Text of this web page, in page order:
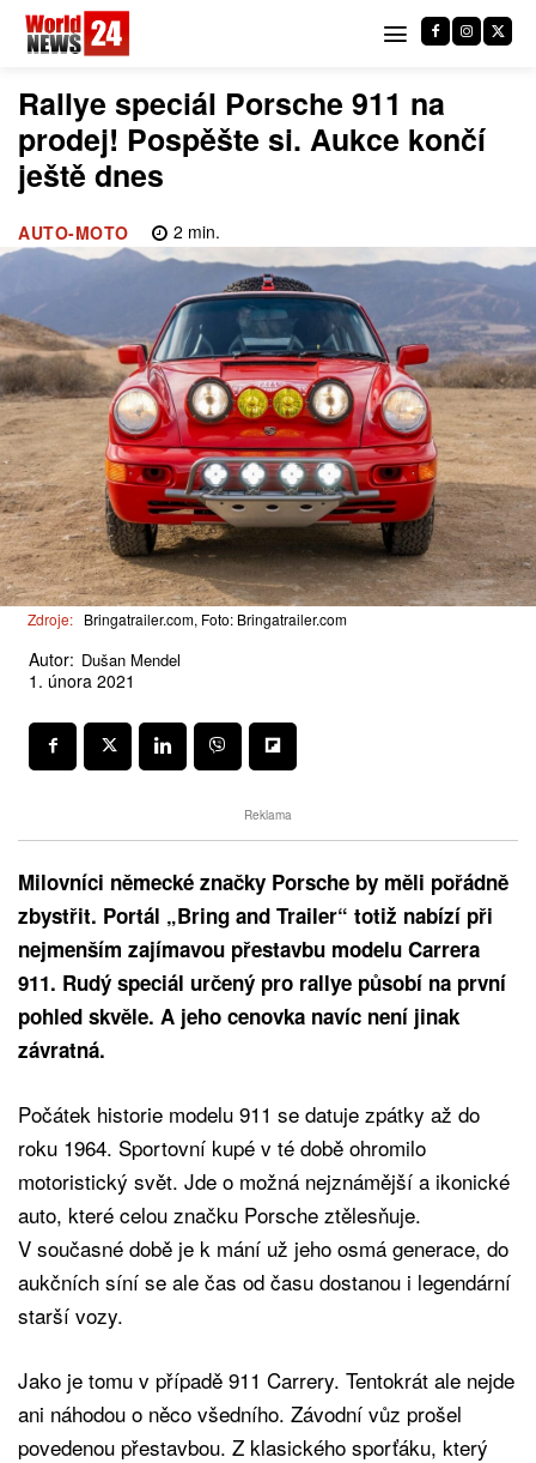
Rallye speciál Porsche 911 na
prodej! Pospěšte si. Aukce končí
ještě dnes
AUTO-MOTO 2 min.
Zdroje: Bringatrailer.com, Foto: Bringatrailer.com
Autor: Dušan Mendel
1. února 2021
Reklama
Milovníci německé značky Porsche by měli pořádně
zbystřit. Portál „Bring and Trailer“ totiž nabízí při
nejmenším zajímavou přestavbu modelu Carrera
911. Rudý speciál určený pro rallye působí na první
pohled skvěle. A jeho cenovka navíc není jinak
závratná.
Počátek historie modelu 911 se datuje zpátky až do
roku 1964. Sportovní kupé v té době ohromilo
motoristický svět. Jde o možná nejznámější a ikonické
auto, které celou značku Porsche ztělesňuje.
V současné době je k mání už jeho osmá generace, do
aukčních síní se ale čas od času dostanou i legendární
starší vozy.
Jako je tomu v případě 911 Carrery. Tentokrát ale nejde
ani náhodou o něco všedního. Závodní vůz prošel
povedenou přestavbou. Z klasického sporťáku, který